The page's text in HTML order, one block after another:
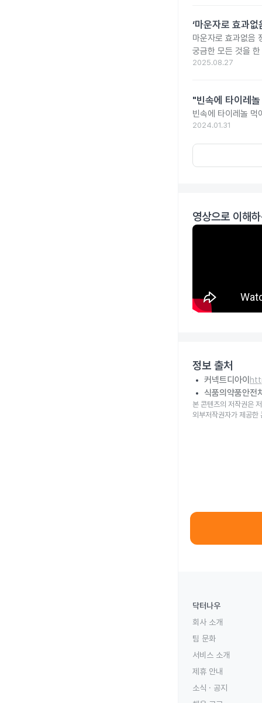
‘마운자로 효과
마운자로 효과없음
궁금한 모든 것을
2025.08.27
"빈속에 타이레
빈속에 타이레놀 먹
2024.01.31
영상으로 이해
정보 출처
커넥트디아이
식품의약품안전
본 콘텐츠의 저작권은
외부저작권자가 제공한
닥터나우
회사 소개
팀 문화
서비스 소개
제휴 안내
소식 · 공지